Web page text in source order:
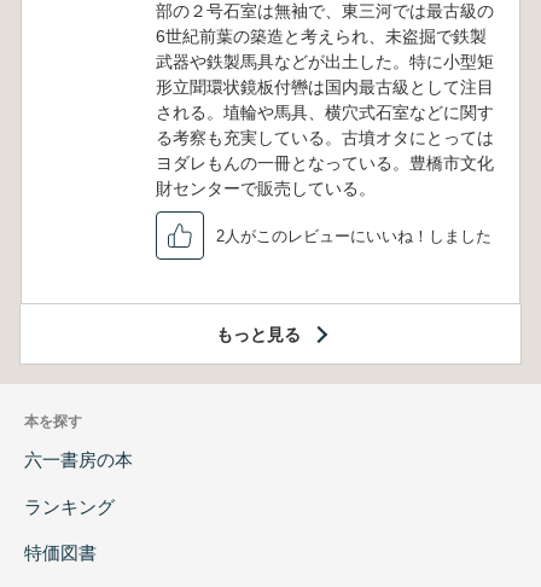
部の２号石室は無袖で、東三河では最古級の
6世紀前葉の築造と考えられ、未盗掘で鉄製
武器や鉄製馬具などが出土した。特に小型矩
形立聞環状鏡板付轡は国内最古級として注目
される。埴輪や馬具、横穴式石室などに関す
る考察も充実している。古墳オタにとっては
ヨダレもんの一冊となっている。豊橋市文化
財センターで販売している。
2人がこのレビューにいいね！しました
もっと見る
本を探す
六一書房の本
ランキング
特価図書